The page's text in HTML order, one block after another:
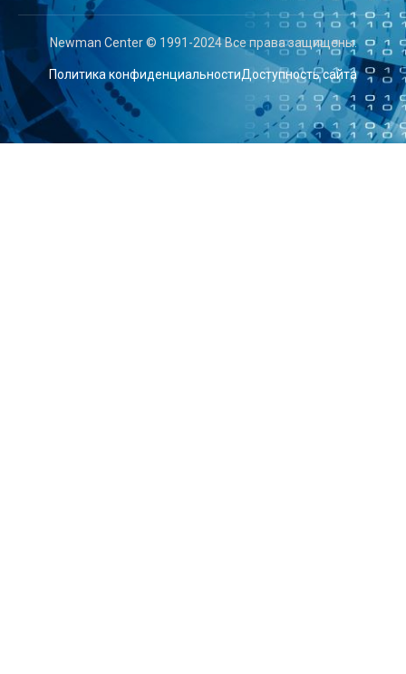
Newman Center © 1991-2024 Все права защищены.
Политика конфиденциальностиДоступность сайта